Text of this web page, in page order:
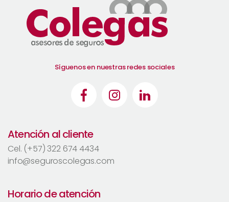
Síguenos en nuestras redes sociales
Atención al cliente
Cel. (+57) 322 674 4434
info@seguroscolegas.com
Horario de atención